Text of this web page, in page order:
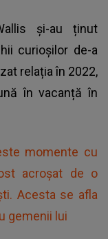
și-au ținut
curioșilor de-a
relația în 2022,
în vacanță în
momente cu
acroșat de o
Acesta se afla
gemenii lui